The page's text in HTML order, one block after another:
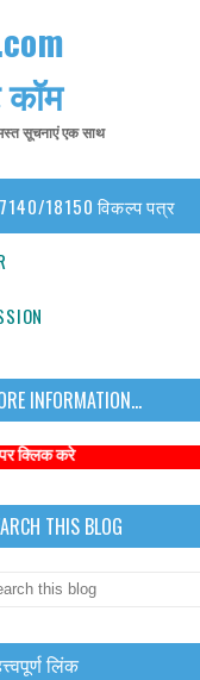
कॉम
सूचनाएं एक साथ
18150 विकल्प पत्र
INFORMATION...
THIS BLOG
लिंक